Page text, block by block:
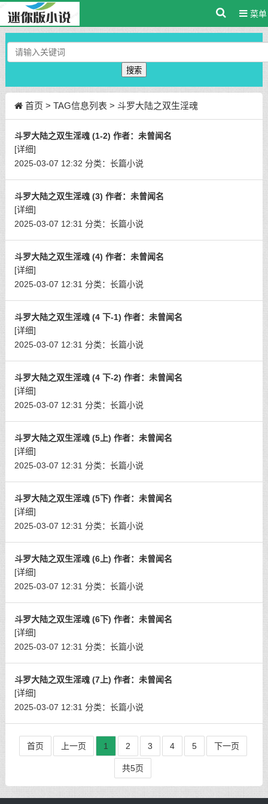
菜单
搜索
首页 > TAG信息列表 > 斗罗大陆之双生淫魂
斗罗大陆之双生淫魂 (1-2) 作者：未曾闻名
[详细]
2025-03-07 12:32 分类： 长篇小说
斗罗大陆之双生淫魂 (3) 作者：未曾闻名
[详细]
2025-03-07 12:31 分类： 长篇小说
斗罗大陆之双生淫魂 (4) 作者：未曾闻名
[详细]
2025-03-07 12:31 分类： 长篇小说
斗罗大陆之双生淫魂 (4 下-1) 作者：未曾闻名
[详细]
2025-03-07 12:31 分类： 长篇小说
斗罗大陆之双生淫魂 (4 下-2) 作者：未曾闻名
[详细]
2025-03-07 12:31 分类： 长篇小说
斗罗大陆之双生淫魂 (5上) 作者：未曾闻名
[详细]
2025-03-07 12:31 分类： 长篇小说
斗罗大陆之双生淫魂 (5下) 作者：未曾闻名
[详细]
2025-03-07 12:31 分类： 长篇小说
斗罗大陆之双生淫魂 (6上) 作者：未曾闻名
[详细]
2025-03-07 12:31 分类： 长篇小说
斗罗大陆之双生淫魂 (6下) 作者：未曾闻名
[详细]
2025-03-07 12:31 分类： 长篇小说
斗罗大陆之双生淫魂 (7上) 作者：未曾闻名
[详细]
2025-03-07 12:31 分类： 长篇小说
首页 上一页 1 2 3 4 5 下一页
共5页